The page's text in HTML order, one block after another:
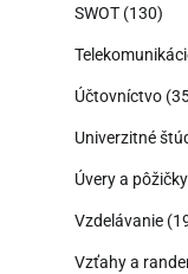
SWOT (130)
Účtovníctvo
Univerzitné
Úvery a pôžičky
Vzdelávanie
Vzťahy a